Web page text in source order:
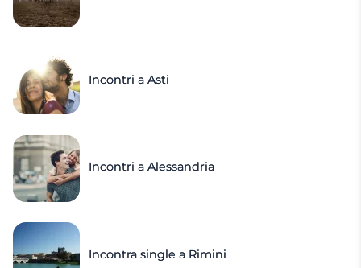
Incontri a Asti
Incontri a Alessandria
Incontra single a Rimini